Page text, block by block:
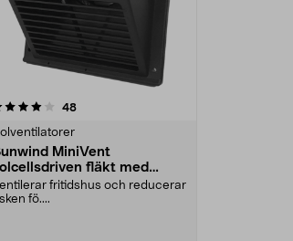
48recensioner
MiniVent
fläkt med
solpanel
fritidshus och reducerar
fö....